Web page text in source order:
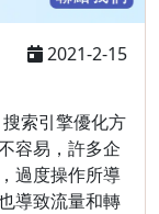
2021-2-15
索引擎優化方
容易，許多企
過度操作所導
導致流量和轉